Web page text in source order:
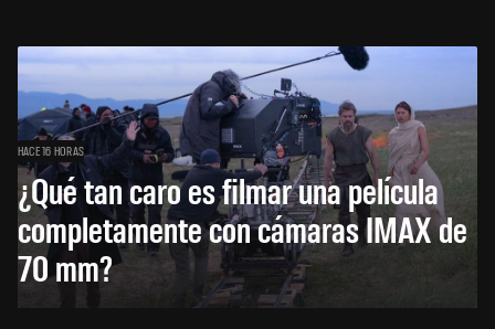
HACE 16 HORAS
¿Qué tan caro es filmar una película
completamente con cámaras IMAX de
70 mm?